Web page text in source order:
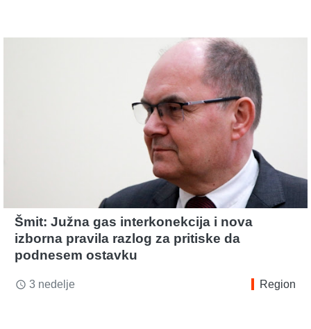
Šmit: Južna gas interkonekcija i nova
izborna pravila razlog za pritiske da
podnesem ostavku
access_time 3 nedelje Region